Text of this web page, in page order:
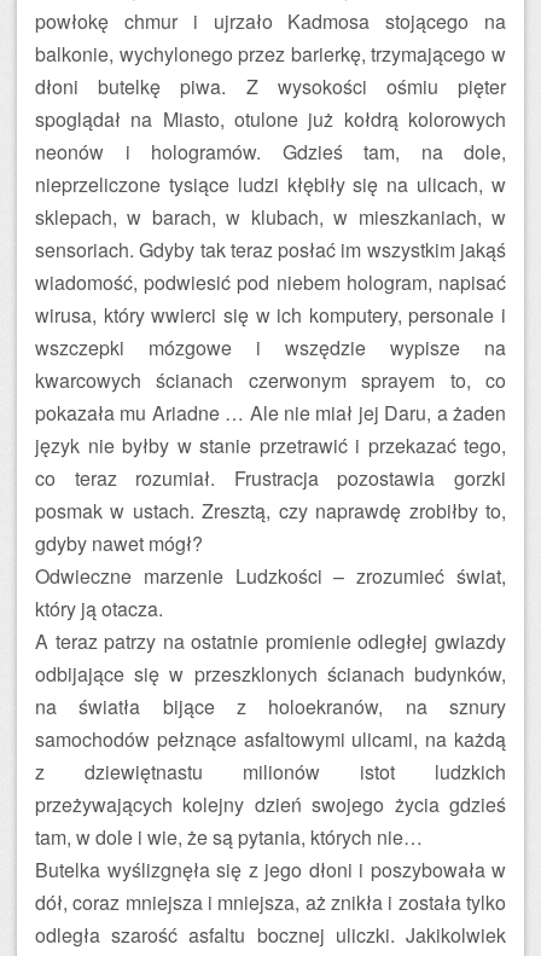
powłokę chmur i ujrzało Kadmosa stojącego na
balkonie, wychylonego przez barierkę, trzymającego w
dłoni butelkę piwa. Z wysokości ośmiu pięter
spoglądał na Miasto, otulone już kołdrą kolorowych
neonów i hologramów. Gdzieś tam, na dole,
nieprzeliczone tysiące ludzi kłębiły się na ulicach, w
sklepach, w barach, w klubach, w mieszkaniach, w
sensoriach. Gdyby tak teraz posłać im wszystkim jakąś
wiadomość, podwiesić pod niebem hologram, napisać
wirusa, który wwierci się w ich komputery, personale i
wszczepki mózgowe i wszędzie wypisze na
kwarcowych ścianach czerwonym sprayem to, co
pokazała mu Ariadne … Ale nie miał jej Daru, a żaden
język nie byłby w stanie przetrawić i przekazać tego,
co teraz rozumiał. Frustracja pozostawia gorzki
posmak w ustach. Zresztą, czy naprawdę zrobiłby to,
gdyby nawet mógł?
Odwieczne marzenie Ludzkości – zrozumieć świat,
który ją otacza.
A teraz patrzy na ostatnie promienie odległej gwiazdy
odbijające się w przeszklonych ścianach budynków,
na światła bijące z holoekranów, na sznury
samochodów pełznące asfaltowymi ulicami, na każdą
z dziewiętnastu milionów istot ludzkich
przeżywających kolejny dzień swojego życia gdzieś
tam, w dole i wie, że są pytania, których nie…
Butelka wyślizgnęła się z jego dłoni i poszybowała w
dół, coraz mniejsza i mniejsza, aż znikła i została tylko
odległa szarość asfaltu bocznej uliczki. Jakikolwiek